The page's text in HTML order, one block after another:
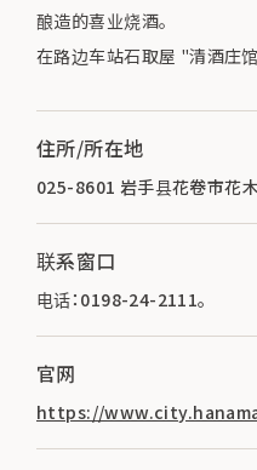
酿造的喜业烧酒。
在路边车站石取屋 "清酒庄
住所/所在地
025-8601 岩手县花卷市花
联系窗口
电话：0198-24-2111。
官网
https://